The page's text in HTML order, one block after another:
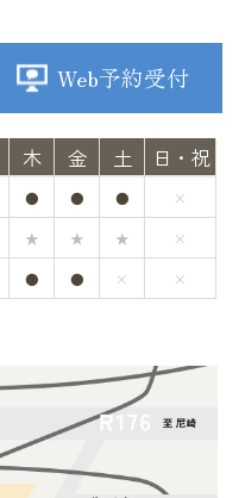
Web予約受付
木 金 土
日・祝
● ● ● ×
★ ★ ★ ×
● ● × ×